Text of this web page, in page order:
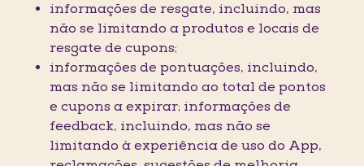
informações de resgate, incluindo, mas
não se limitando a produtos e locais de
resgate de cupons;
informações de pontuações, incluindo,
mas não se limitando ao total de pontos
e cupons a expirar; informações de
feedback, incluindo, mas não se
limitando à experiência de uso do App,